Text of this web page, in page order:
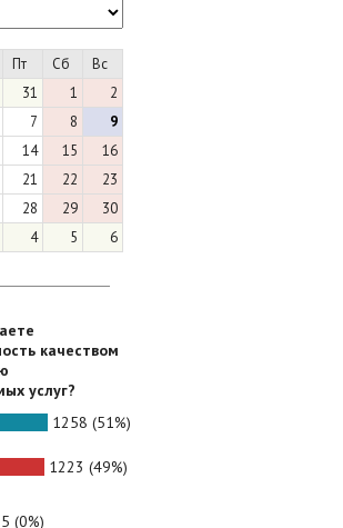
Пт Сб
Вс
31 1
2
7 8
9
14 15
16
21 22
23
28 29
30
4 5 6
качеством
услуг?
1258 (51%)
1223 (49%)
5 (0%)